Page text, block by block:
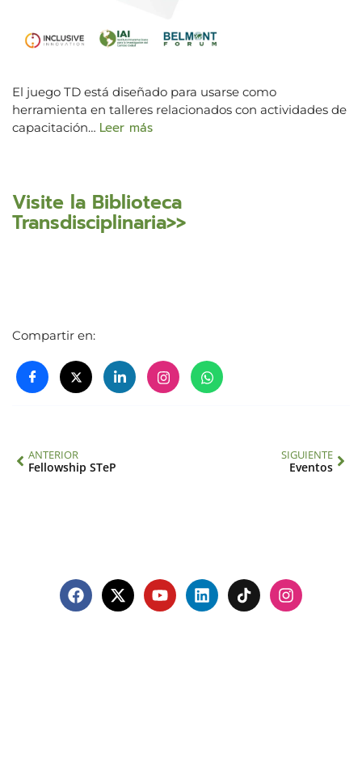
El juego TD está diseñado para usarse como
herramienta en talleres relacionados con actividades de
capacitación… Leer más
Visite la Biblioteca
Transdisciplinaria>>
Compartir en:
ANTERIOR
Fellowship STeP
SIGUIENTE
Eventos